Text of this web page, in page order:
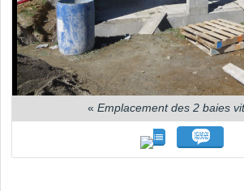
« Emplacement des 2 baies